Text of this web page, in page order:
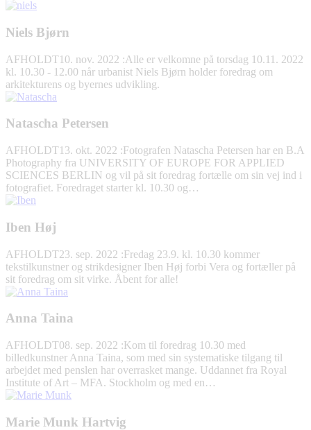
Niels Bjørn
AFHOLDT10. nov. 2022 :Alle er velkomne på torsdag 10.11. 2022
kl. 10.30 - 12.00 når urbanist Niels Bjørn holder foredrag om
arkitekturens og byernes udvikling.
Natascha Petersen
AFHOLDT13. okt. 2022 :Fotografen Natascha Petersen har en B.A
Photography fra UNIVERSITY OF EUROPE FOR APPLIED
SCIENCES BERLIN og vil på sit foredrag fortælle om sin vej ind i
fotografiet. Foredraget starter kl. 10.30 og…
Iben Høj
AFHOLDT23. sep. 2022 :Fredag 23.9. kl. 10.30 kommer
tekstilkunstner og strikdesigner Iben Høj forbi Vera og fortæller på
sit foredrag om sit virke. Åbent for alle!
Anna Taina
AFHOLDT08. sep. 2022 :Kom til foredrag 10.30 med
billedkunstner Anna Taina, som med sin systematiske tilgang til
arbejdet med penslen har overrasket mange. Uddannet fra Royal
Institute of Art – MFA. Stockholm og med en…
Marie Munk Hartvig